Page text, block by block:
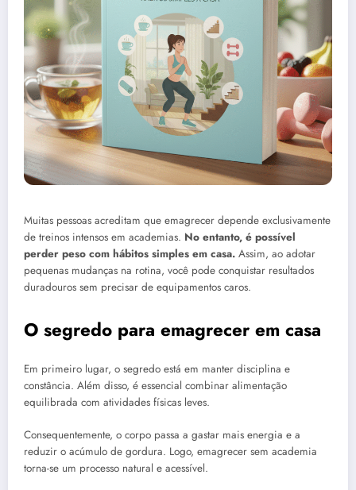
Muitas pessoas acreditam que emagrecer depende exclusivamente
de treinos intensos em academias. No entanto, é possível
perder peso com hábitos simples em casa. Assim, ao adotar
pequenas mudanças na rotina, você pode conquistar resultados
duradouros sem precisar de equipamentos caros.
O segredo para emagrecer em casa
Em primeiro lugar, o segredo está em manter disciplina e
constância. Além disso, é essencial combinar alimentação
equilibrada com atividades físicas leves.
Consequentemente, o corpo passa a gastar mais energia e a
reduzir o acúmulo de gordura. Logo, emagrecer sem academia
torna-se um processo natural e acessível.